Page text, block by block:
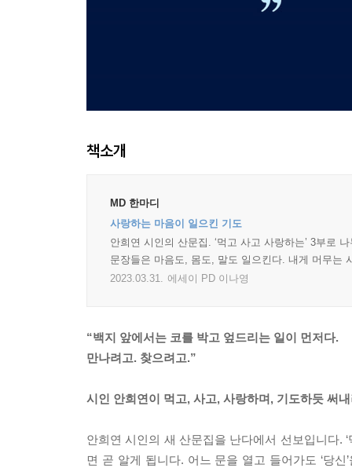
책소개
MD 한마디
사랑하는 마음이 일으킨 기도
안희연 시인의 산문집. ‘먹고 사고 사랑하는’ 3부로
문장들은 마음도, 몸도, 말도 일으킨다. 내게 머무는
2023.03.31. 에세이 PD 이나영
“백지 앞에서는 코를 박고 엎드리는 일이 먼저다.
만나려고. 찾으려고.”
시인 안희연이 먹고, 사고, 사랑하며, 기도하듯 써
안희연 시인의 새 산문집을 난다에서 선보입니다.
면 곧 알게 됩니다. 어느 문을 열고 들어가도 ‘당